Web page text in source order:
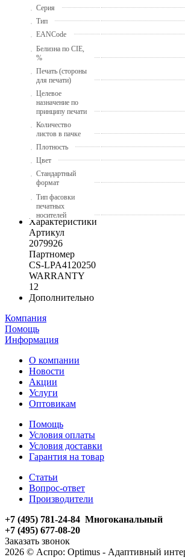
Серия
Тип
EANCode
Белизна по CIE,
%
Печать (стороны
для печати)
Целевое
назначение по
принципу печати
Количество
листов в пачке
Плотность
Цвет
Стандартный
формат
Тип фасовки
печатных
носителей
Характеристики
Артикул
2079926
Партномер
CS-LPA4120250
WARRANTY
12
Дополнительно
Компания
Помощь
Информация
О компании
Новости
Акции
Услуги
Оптовикам
Помощь
Условия оплаты
Условия доставки
Гарантия на товар
Статьи
Вопрос-ответ
Производители
+7 (495) 781-24-84 Многоканальный
+7 (495) 677-08-20
Заказать звонок
2026 © Аспро: Optimus - Адаптивный